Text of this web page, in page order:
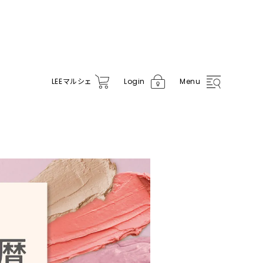
LEEマルシェ Login Menu